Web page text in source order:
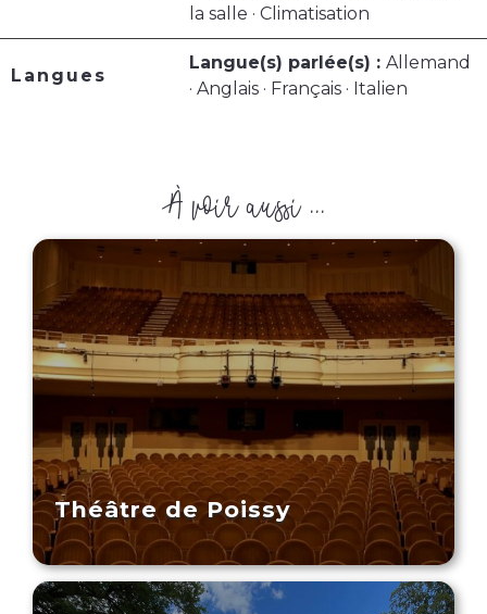
la salle · Climatisation
Langues
Langue(s) parlée(s) : Allemand
· Anglais · Français · Italien
À voir aussi ...
Théâtre de Poissy